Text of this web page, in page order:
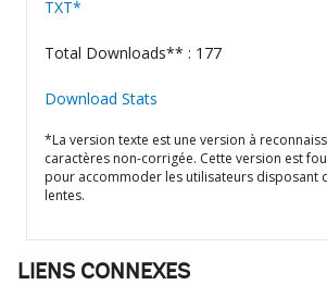
TXT*
Total Downloads** : 177
Download Stats
*La version texte est une version à
caractères non-corrigée. Cette version est
pour accommoder les utilisateurs disposant
lentes.
LIENS CONNEXES